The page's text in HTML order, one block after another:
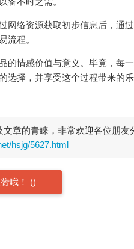
网络资源获取初步信息后，通
流程。
情感价值与意义。毕竟，每
择，并享受这个过程带来的乐
章的青睐，非常欢迎各位朋友
hsjg/5627.html
哦！ ()